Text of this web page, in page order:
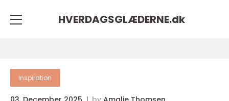
HVERDAGSGLÆDERNE.dk
inspiration